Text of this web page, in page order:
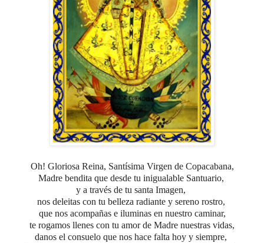
Oh! Gloriosa Reina, Santísima Virgen de Copacabana,
Madre bendita que desde tu inigualable Santuario,
y a través de tu santa Imagen,
nos deleitas con tu belleza radiante y sereno rostro,
que nos acompañas e iluminas en nuestro caminar,
te rogamos llenes con tu amor de Madre nuestras vidas,
danos el consuelo que nos hace falta hoy y siempre,